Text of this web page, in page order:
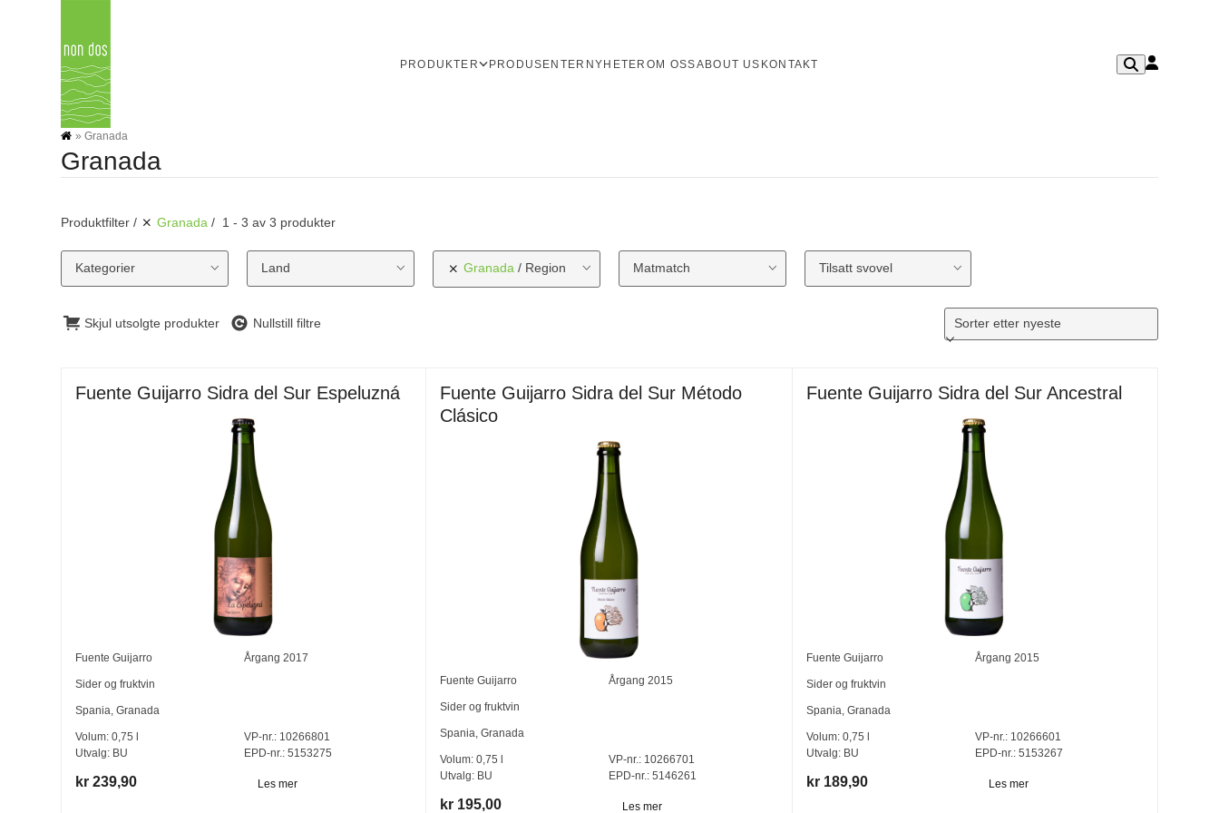
PRODUKTER PRODUSENTER NYHETER OM OSSABOUT US KONTAKT
»Granada
Granada
Produktfilter Granada 1 - 3 av 3 produkter
Kategorier Land Granada Region Matmatch Tilsatt svovel
Skjul utsolgte produkter Nullstill filtre
Fuente Guijarro Sidra del Sur Espeluzná
Fuente Guijarro Årgang 2017
Sider og fruktvin
Spania,Granada
Volum:0,75
Utvalg: BU
VP-nr.:10266801
EPD-nr.: 5153275
kr 239,90 Les mer
Fuente Guijarro Sidra del Sur Método
Clásico
Fuente Guijarro Årgang2015
Sider og fruktvin
Spania,Granada
Volum:0,75
Utvalg: BU
VP-nr.: 10266701
EPD-nr.: 5146261
kr 195,00 Les mer
Fuente Guijarro Sidra del Sur Ancestral
Fuente Guijarro Årgang 2015
Sider og fruktvin
Spania, Granada
Volum: 0,75
Utvalg: BU
VP-nr.:10266601
EPD-nr.: 5153267
kr 189,90 Les mer